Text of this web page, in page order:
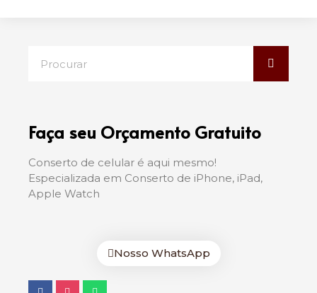
Faça seu Orçamento Gratuito
Conserto de celular é aqui mesmo!
Especializada em Conserto de iPhone, iPad,
Apple Watch
Nosso WhatsApp